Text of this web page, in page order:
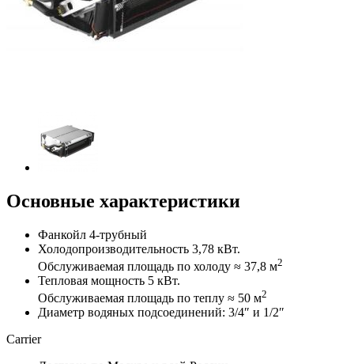
Основные характеристики
Фанкойл 4-трубный
Холодопроизводительность 3,78 кВт.
Обслуживаемая площадь по холоду ≈ 37,8 м2
Тепловая мощность 5 кВт.
Обслуживаемая площадь по теплу ≈ 50 м2
Диаметр водяных подсоединений: 3/4″ и 1/2″
Carrier